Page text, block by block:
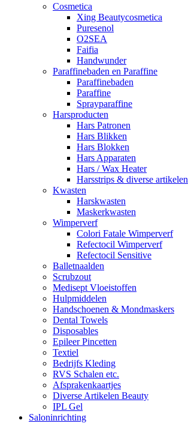
Cosmetica
Xing Beautycosmetica
Puresenol
O2SEA
Faifia
Handwunder
Paraffinebaden en Paraffine
Paraffinebaden
Paraffine
Sprayparaffine
Harsproducten
Hars Patronen
Hars Blikken
Hars Blokken
Hars Apparaten
Hars / Wax Heater
Harsstrips & diverse artikelen
Kwasten
Harskwasten
Maskerkwasten
Wimperverf
Colori Fatale Wimperverf
Refectocil Wimperverf
Refectocil Sensitive
Balletnaalden
Scrubzout
Medisept Vloeistoffen
Hulpmiddelen
Handschoenen & Mondmaskers
Dental Towels
Disposables
Epileer Pincetten
Textiel
Bedrijfs Kleding
RVS Schalen etc.
Afsprakenkaartjes
Diverse Artikelen Beauty
IPL Gel
Saloninrichting